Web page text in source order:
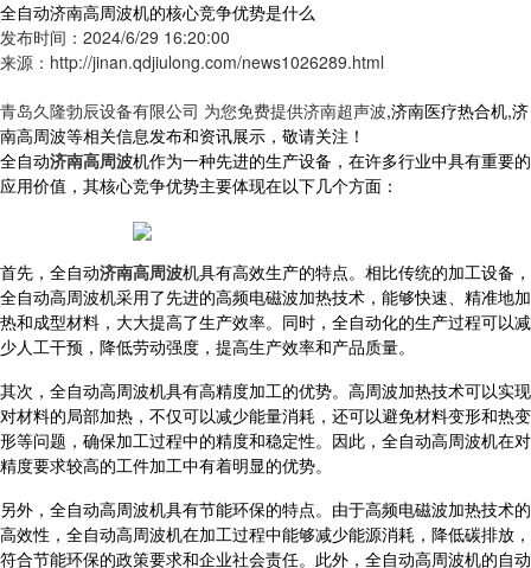
全自动济南高周波机的核心竞争优势是什么
发布时间：2024/6/29 16:20:00
来源：http://jinan.qdjiulong.com/news1026289.html
青岛久隆勃辰设备有限公司 为您免费提供济南超声波,济南医疗热合机,济
南高周波等相关信息发布和资讯展示，敬请关注！
全自动济南高周波机作为一种先进的生产设备，在许多行业中具有重要的
应用价值，其核心竞争优势主要体现在以下几个方面：
首先，全自动济南高周波机具有高效生产的特点。相比传统的加工设备，
全自动高周波机采用了先进的高频电磁波加热技术，能够快速、精准地加
热和成型材料，大大提高了生产效率。同时，全自动化的生产过程可以减
少人工干预，降低劳动强度，提高生产效率和产品质量。
其次，全自动高周波机具有高精度加工的优势。高周波加热技术可以实现
对材料的局部加热，不仅可以减少能量消耗，还可以避免材料变形和热变
形等问题，确保加工过程中的精度和稳定性。因此，全自动高周波机在对
精度要求较高的工件加工中有着明显的优势。
另外，全自动高周波机具有节能环保的特点。由于高频电磁波加热技术的
高效性，全自动高周波机在加工过程中能够减少能源消耗，降低碳排放，
符合节能环保的政策要求和企业社会责任。此外，全自动高周波机的自动